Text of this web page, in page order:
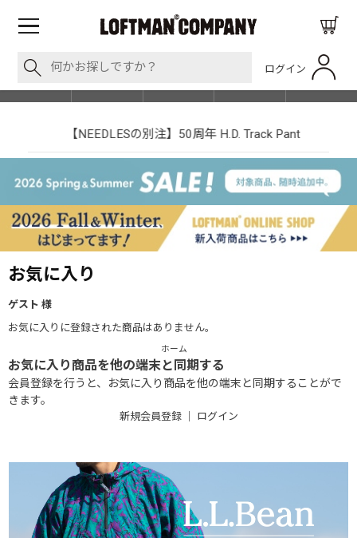
ログイン
SHOP LIST
【NEEDLESの別注】50周年 H.D. Track Pant
お気に入り
ゲスト 様
お気に入りに登録された商品はありません。
ホーム
お気に入り商品を他の端末と同期する
会員登録を行うと、お気に入り商品を他の端末と同期することがで
きます。
新規会員登録｜ ログイン